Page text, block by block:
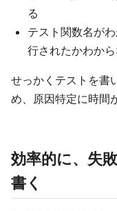
る
テスト関数名が
行されたかわから
せっかくテストを書
め、原因特定に時間
効率的に、失
書く